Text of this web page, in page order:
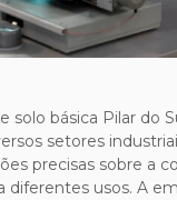
solo básica Pilar do
setores
precisas sobre a
diferentes usos. A